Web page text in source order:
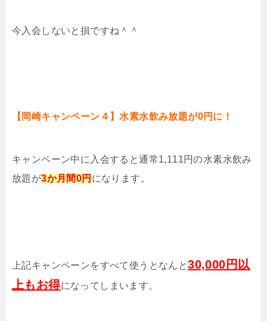
今入会しないと損ですね＾＾
【岡崎キャンペーン４】水素水飲み放題が0円に！
キャンペーン中に入会すると通常1,111円の水素水飲み
放題が3か月間0円 になります。
上記キャンペーンをすべて使うとなんと30,000円以
上もお得になってしまいます。